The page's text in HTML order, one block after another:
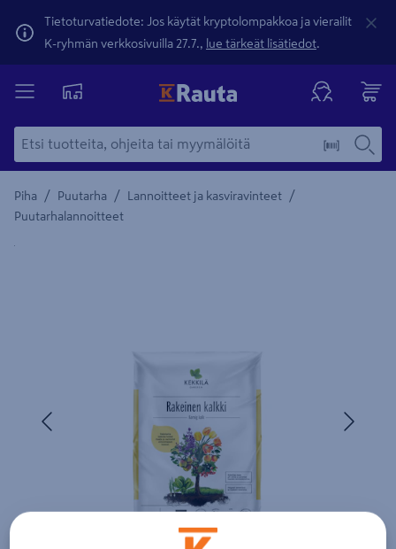
Tietoturvatiedote: Jos käytät kryptolompakkoa ja vierailit
K-ryhmän verkkosivuilla 27.7., lue tärkeät lisätiedot.
Piha / Puutarha / Lannoitteet ja kasviravinteet /
Puutarhalannoitteet
Yksityiskohtainen kuvaus löytyy Tuotteen kuvaus -